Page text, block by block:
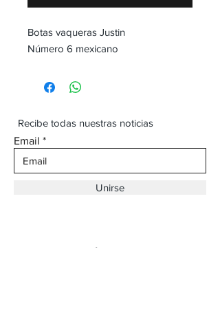
Botas vaqueras Justin
Número 6 mexicano
Recibe todas nuestras noticias
Email
Unirse
Dirección: